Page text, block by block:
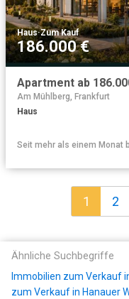
Haus·Zum Kauf
186.000 €
Am Mühlberg, Frankfurt
Haus
Seit mehr als einem Monat
1 2
Ähnliche Suchbegriffe
Immobilien zum Verkauf
zum Verkauf in Hanauer